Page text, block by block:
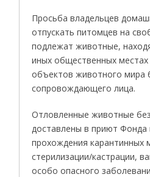
Просьба владельцев
отпускать питомцев на
подлежат животные,
иных общественных
объектов животного мира
сопровождающего лица.
Отловленные животные
доставлены в приют Фонда
прохождения карантинных
стерилизации/кастрации,
особо опасного